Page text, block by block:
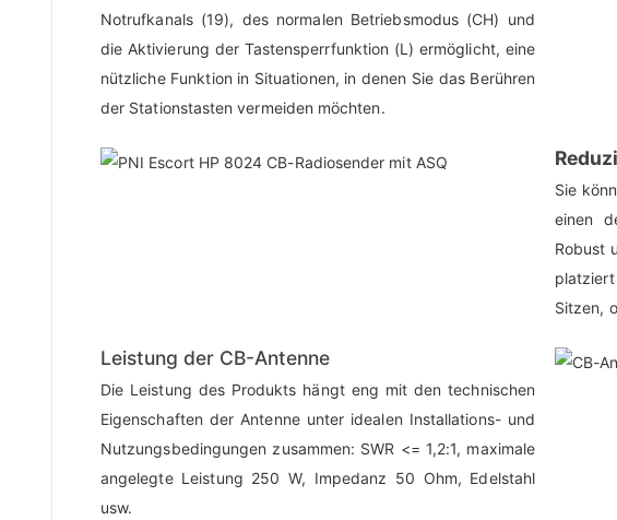
Notrufkanals (19), des normalen Betriebsmodus (CH) und
die Aktivierung der Tastensperrfunktion (L) ermöglicht, eine
nützliche Funktion in Situationen, in denen Sie das Berühren
der Stationstasten vermeiden möchten.
Sie
einen
Robust
Sitzen,
Leistung der CB-Antenne
Die Leistung des Produkts hängt eng mit den technischen
Eigenschaften der Antenne unter idealen Installations- und
Nutzungsbedingungen zusammen: SWR <= 1,2:1, maximale
angelegte Leistung 250 W, Impedanz 50 Ohm, Edelstahl
usw.